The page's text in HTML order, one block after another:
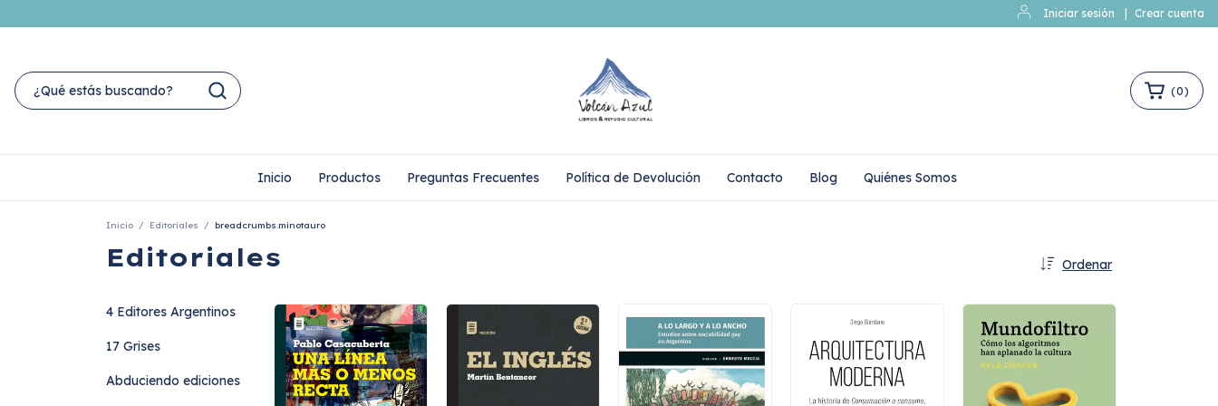
Iniciar sesión Crear cuenta
(0)
Inicio Productos Preguntas Frecuentes Política de Devolución Contacto Blog Quiénes Somos
Inicio / Editoriales / breadcrumbs.minotauro
Editoriales Ordenar
4 Editores Argentinos
17 Grises
Abduciendo ediciones